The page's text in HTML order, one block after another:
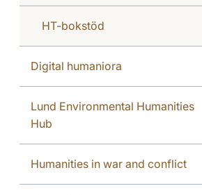
HT-bokstöd
Digital humaniora
Lund Environmental Humanities
Hub
Humanities in war and conflict